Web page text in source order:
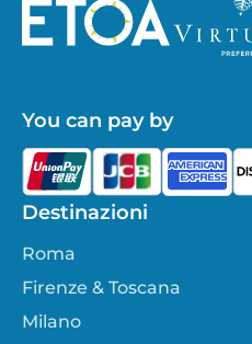
Destinazioni
Roma
Firenze & Toscana
Milano
You can pay by